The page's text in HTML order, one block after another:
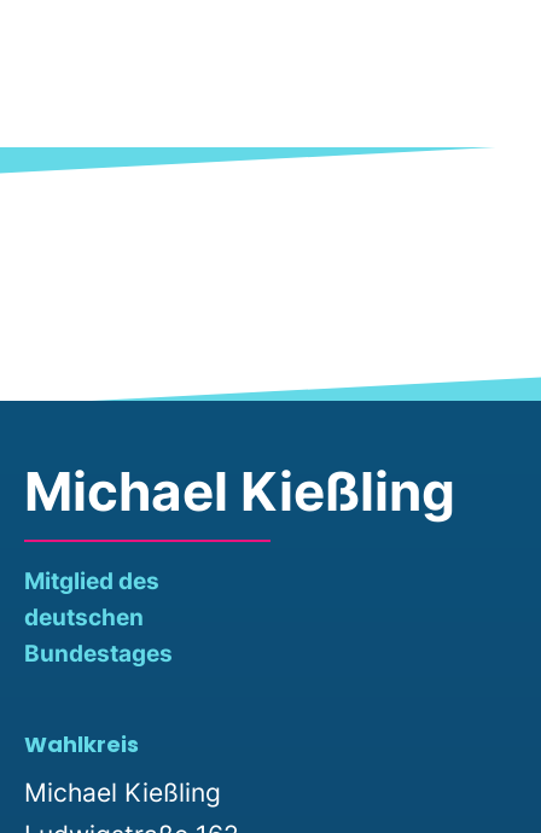
Michael Kießling
Mitglied des
deutschen
Bundestages
Wahlkreis
Michael Kießling